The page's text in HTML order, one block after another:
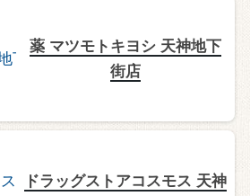
薬 マツモトキヨシ 天神地下
街店
ドラッグストアコスモス 天神